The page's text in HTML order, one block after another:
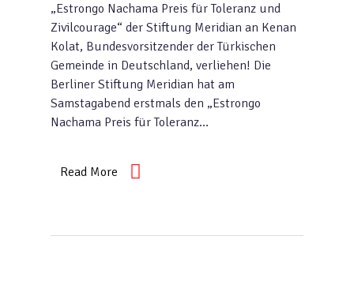
„Estrongo Nachama Preis für Toleranz und
Zivilcourage“ der Stiftung Meridian an Kenan
Kolat, Bundesvorsitzender der Türkischen
Gemeinde in Deutschland, verliehen! Die
Berliner Stiftung Meridian hat am
Samstagabend erstmals den „Estrongo
Nachama Preis für Toleranz…
Read More